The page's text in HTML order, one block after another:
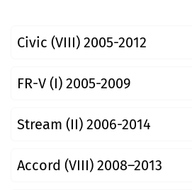
Civic (VIII) 2005-2012
FR-V (I) 2005-2009
Stream (II) 2006-2014
Accord (VIII) 2008–2013